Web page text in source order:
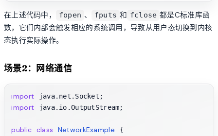
在上述代码中， fopen 、 fputs 和 fclose 都是C标准库函
数，它们内部会触发相应的系统调用，导致从用户态切换到内核
态执行实际操作。
场景2：网络通信
import
import java.io.OutputStream;
public class NetworkExample {